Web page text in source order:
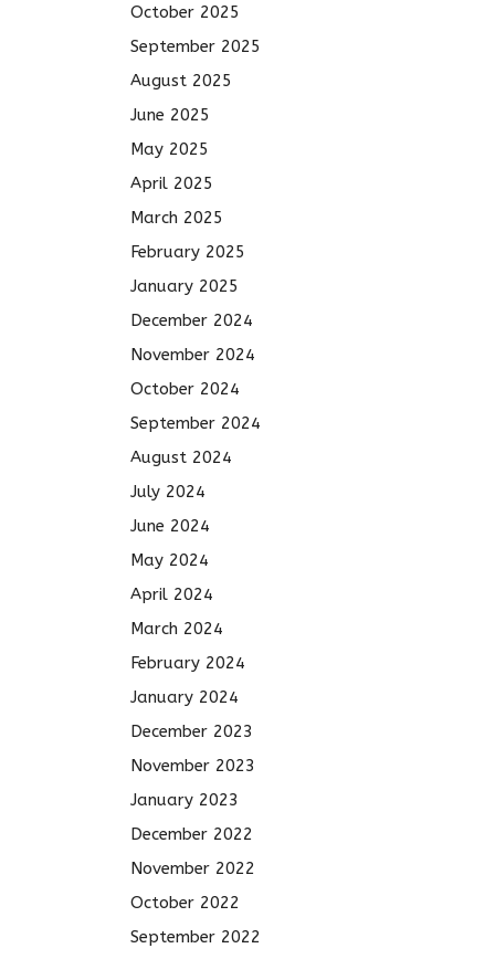
October 2025
September 2025
August 2025
June 2025
May 2025
April 2025
March 2025
February 2025
January 2025
December 2024
November 2024
October 2024
September 2024
August 2024
July 2024
June 2024
May 2024
April 2024
March 2024
February 2024
January 2024
December 2023
November 2023
January 2023
December 2022
November 2022
October 2022
September 2022